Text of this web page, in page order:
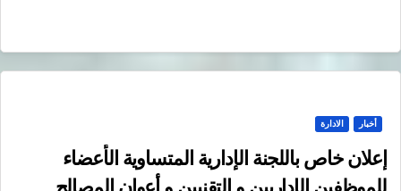
أخبار الادارة
إعلان خاص باللجنة الإدارية المتساوية الأعضاء